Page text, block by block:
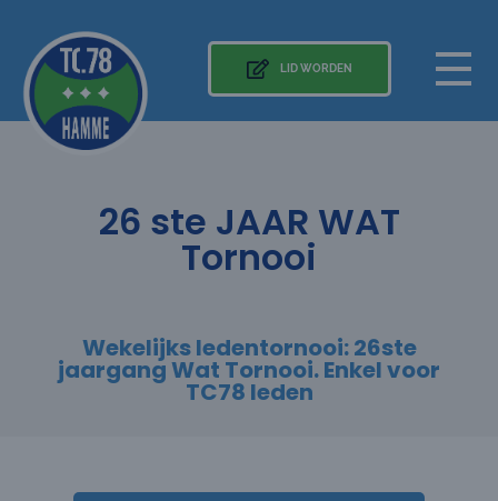
LID WORDEN
26 ste JAAR WAT
Tornooi
Wekelijks ledentornooi: 26ste
jaargang Wat Tornooi. Enkel voor
TC78 leden